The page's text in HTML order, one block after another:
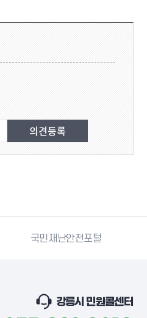
국민재난안전포털
강릉시 민원콜센터